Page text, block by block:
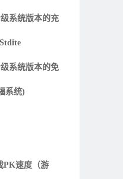
系统版本的充
系统版本的免
系统)
PK速度（游